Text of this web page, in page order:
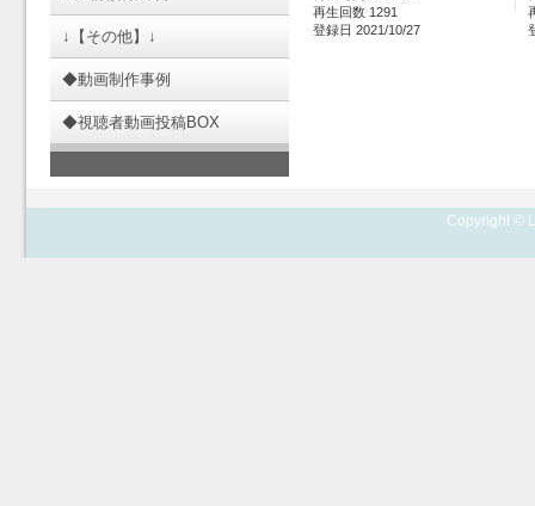
↓【その他】↓
◆動画制作事例
◆視聴者動画投稿BOX
再生回数 1291
登録日 2021/10/27
Copyright ©